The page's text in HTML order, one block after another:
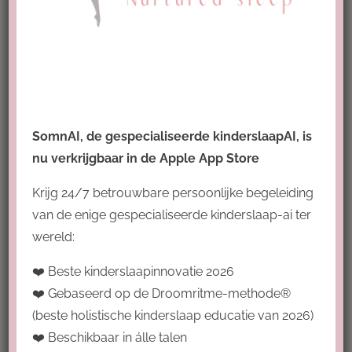
Roos geeft een fijne en duidelijke uitleg over hoe
Leuk
Log in om te reageren
Amy van Helfteren
3 years ago
Roos is een hele lieve, betrokken slaapcoach. Ze
houdt rekening met het gehele gezin en weet
haar eigen ervaringen mooi terug te laten komen
in haar werk. Ze heeft een hoop kennis en kan dit
SomnAI, de gespecialiseerde kinderslaapAI, is
nu verkrijgbaar in de Apple App Store
Krijg 24/7 betrouwbare persoonlijke begeleiding
van de enige gespecialiseerde kinderslaap-ai ter
wereld:
❤️ Beste kinderslaapinnovatie 2026
❤️ Gebaseerd op de Droomritme-methode®
(beste holistische kinderslaap educatie van 2026)
❤️ Beschikbaar in álle talen